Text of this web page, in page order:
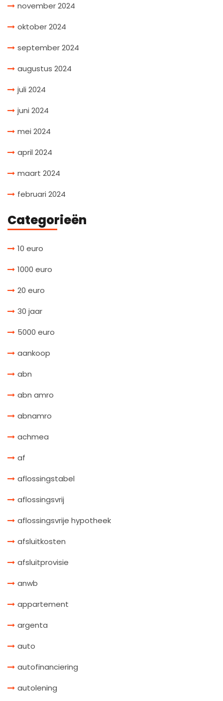
november 2024
oktober 2024
september 2024
augustus 2024
juli 2024
juni 2024
mei 2024
april 2024
maart 2024
februari 2024
Categorieën
10 euro
1000 euro
20 euro
30 jaar
5000 euro
aankoop
abn
abn amro
abnamro
achmea
af
aflossingstabel
aflossingsvrij
aflossingsvrije hypotheek
afsluitkosten
afsluitprovisie
anwb
appartement
argenta
auto
autofinanciering
autolening